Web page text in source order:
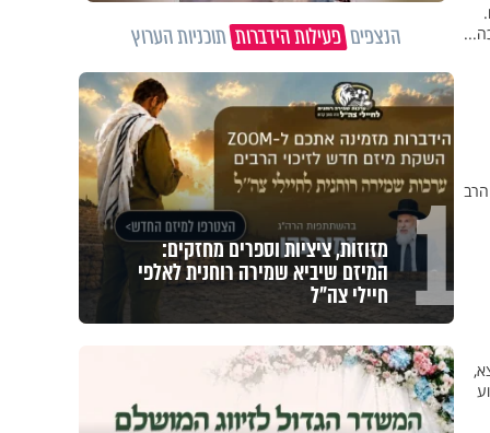
הנצפיםפעילות הידברותתוכניות הערוץ
1 מזוזות, ציציות וספרים מחזקים:
המיזם שיביא שמירה רוחנית לאלפי
חיילי צה"ל